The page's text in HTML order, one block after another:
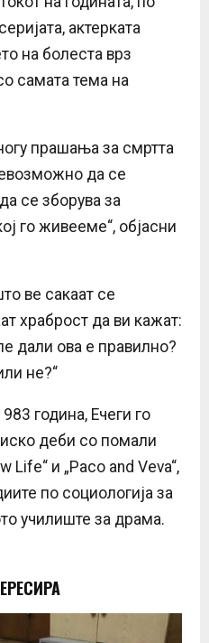
актерката
на болеста врз
самата тема на
прашања за смртта
да се
се зборува за
го живееме“, објасни
ве сакаат се
храброст да ви кажат:
дали ова е правилно?
не?“
година, Ечеги го
деби со помали
Life“ и „Paco and Veva“,
по социологија за
училиште за драма.